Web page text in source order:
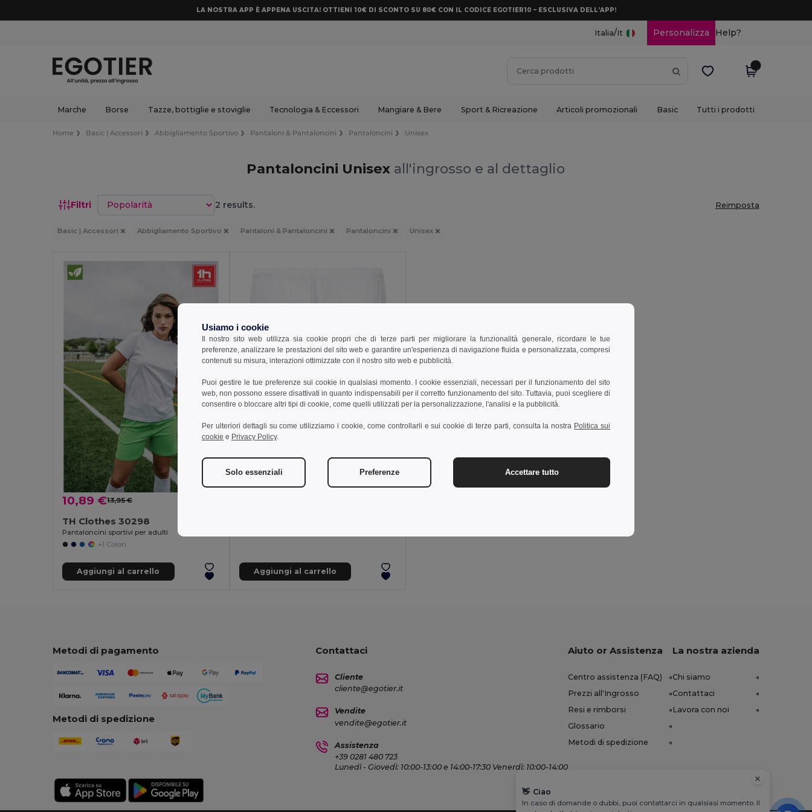
LA NOSTRA APP È APPENA USCITA! OTTIENI 10€ DI SCONTO SU 80€ CON IL CODICE EGOTIER10 – ESCLUSIVA DELL’APP!
Italia/It Personalizza Help?
Marche Borse Tazze, bottiglie e stoviglie Tecnologia & Eccessori Mangiare & Bere Sport & Ricreazione Articoli promozionali Basic Tutti i prodotti
Home Basic | Accessori Abbigliamento Sportivo Pantaloni & Pantaloncini Pantaloncini Unisex
Pantaloncini Unisex all'ingrosso e al dettaglio
Filtri Ordina per 2 results. Reimposta
Basic | Accessori Abbigliamento Sportivo Pantaloni & Pantaloncini Pantaloncini Unisex
10,89 €13,95 €
TH Clothes 30298
Pantaloncini sportivi per adulti
+1 Colori
Aggiungi al carrello
10,89 €14,57 € -25%
TH Clothes 30299
Aggiungi al carrello
Metodi di pagamento
Metodi di spedizione
Contattaci
Cliente
cliente@egotier.it
Vendite
vendite@egotier.it
Assistenza
+39 0281 480 723
Lunedì - Giovedì: 10:00-13:00 e 14:00-17:30 Venerdì: 10:00-14:00
Aiuto or Assistenza
Centro assistenza (FAQ)
Prezzi all'Ingrosso
Resi e rimborsi
Glossario
Metodi di spedizione
La nostra azienda
Chi siamo
Contattaci
Lavora con noi
Usiamo i cookie
Il nostro sito web utilizza sia cookie propri che di terze parti per migliorare la funzionalità generale, ricordare le tue
preferenze, analizzare le prestazioni del sito web e garantire un'esperienza di navigazione fluida e personalizzata, compresi
contenuti su misura, interazioni ottimizzate con il nostro sito web e pubblicità.
Puoi gestire le tue preferenze sui cookie in qualsiasi momento. I cookie essenziali, necessari per il funzionamento del sito
web, non possono essere disattivati in quanto indispensabili per il corretto funzionamento del sito. Tuttavia, puoi scegliere di
consentire o bloccare altri tipi di cookie, come quelli utilizzati per la personalizzazione, l'analisi e la pubblicità.
Per ulteriori dettagli su come utilizziamo i cookie, come controllarli e sui cookie di terze parti, consulta la nostra Politica sui
cookie e Privacy Policy.
Solo essenziali Preferenze Accettare tutto
👋 Ciao
In caso di domande o dubbi, puoi contattarci in qualsiasi momento. Il